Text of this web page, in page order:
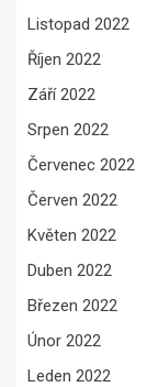
Listopad 2022
Říjen 2022
Září 2022
Srpen 2022
Červenec 2022
Červen 2022
Květen 2022
Duben 2022
Březen 2022
Únor 2022
Leden 2022